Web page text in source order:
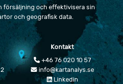
försäljning och effektivisera sin
och geografisk data.
Kontakt
+46 76 020 10 57
info@kartanalys.se
Linkedin